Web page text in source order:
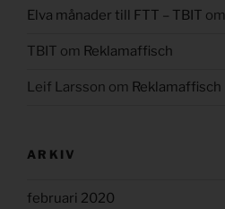
Elva månader till FTT – TBIT om
TBIT om Reklamaffisch
Leif Larsson om Reklamaffisch
ARKIV
februari 2020